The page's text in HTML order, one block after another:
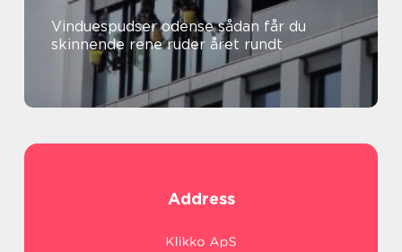
Vinduespudser odense sådan får du
skinnende rene ruder året rundt
Address